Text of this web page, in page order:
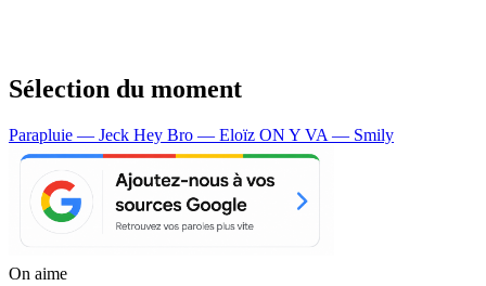
Sélection du moment
Parapluie — Jeck Hey Bro — Eloïz ON Y VA — Smily
On aime